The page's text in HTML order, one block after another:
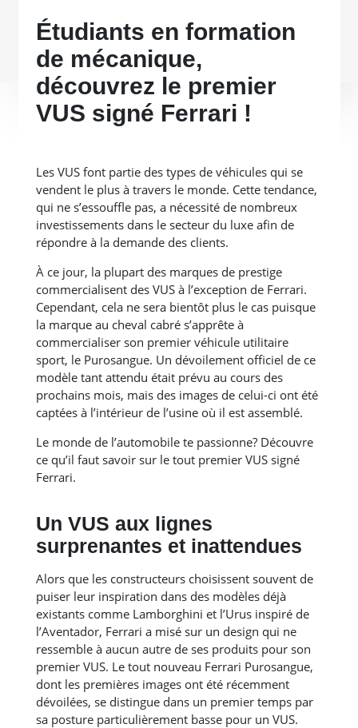
Étudiants en formation
de mécanique,
découvrez le premier
VUS signé Ferrari !
Les VUS font partie des types de véhicules qui se
vendent le plus à travers le monde. Cette tendance,
qui ne s’essouffle pas, a nécessité de nombreux
investissements dans le secteur du luxe afin de
répondre à la demande des clients.
À ce jour, la plupart des marques de prestige
commercialisent des VUS à l’exception de Ferrari.
Cependant, cela ne sera bientôt plus le cas puisque
la marque au cheval cabré s’apprête à
commercialiser son premier véhicule utilitaire
sport, le Purosangue. Un dévoilement officiel de ce
modèle tant attendu était prévu au cours des
prochains mois, mais des images de celui-ci ont été
captées à l’intérieur de l’usine où il est assemblé.
Le monde de l’automobile te passionne? Découvre
ce qu’il faut savoir sur le tout premier VUS signé
Ferrari.
Un VUS aux lignes
surprenantes et inattendues
Alors que les constructeurs choisissent souvent de
puiser leur inspiration dans des modèles déjà
existants comme Lamborghini et l’Urus inspiré de
l’Aventador, Ferrari a misé sur un design qui ne
ressemble à aucun autre de ses produits pour son
premier VUS. Le tout nouveau Ferrari Purosangue,
dont les premières images ont été récemment
dévoilées, se distingue dans un premier temps par
sa posture particulièrement basse pour un VUS.